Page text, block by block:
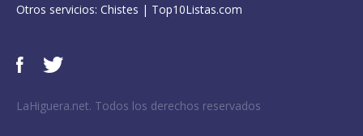
Otros servicios: Chistes | Top10Listas.com
LaHiguera.net. Todos los derechos reservados